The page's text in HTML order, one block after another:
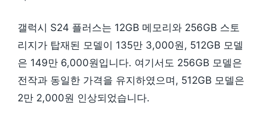
갤럭시 S24 플러스는 12GB 메모리와 256GB 스토
리지가 탑재된 모델이 135만 3,000원, 512GB 모델
은 149만 6,000원입니다. 여기서도 256GB 모델은
전작과 동일한 가격을 유지하였으며, 512GB 모델은
2만 2,000원 인상되었습니다.